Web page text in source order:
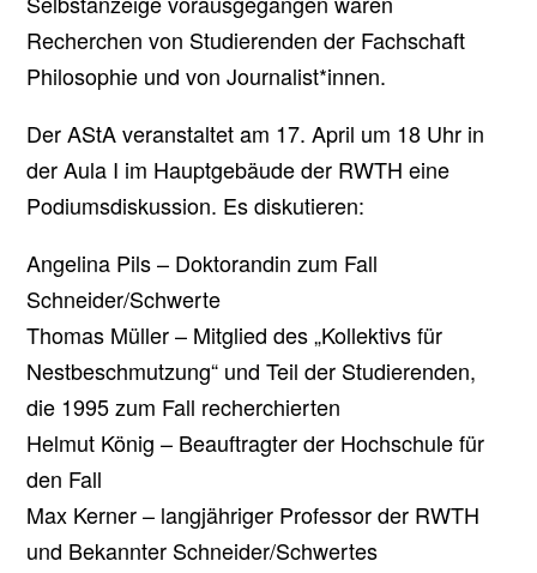
Recherchen von Studierenden der Fachschaft
Philosophie und von Journalist*innen.
Der AStA veranstaltet am 17. April um 18 Uhr in
der Aula I im Hauptgebäude der RWTH eine
Podiumsdiskussion. Es diskutieren:
Angelina Pils – Doktorandin zum Fall
Schneider/Schwerte
Thomas Müller – Mitglied des „Kollektivs für
Nestbeschmutzung“ und Teil der Studierenden,
die 1995 zum Fall recherchierten
Helmut König – Beauftragter der Hochschule für
den Fall
Max Kerner – langjähriger Professor der RWTH
und Bekannter Schneider/Schwertes